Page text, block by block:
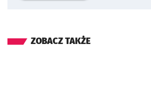
ZOBACZ TAKŻE